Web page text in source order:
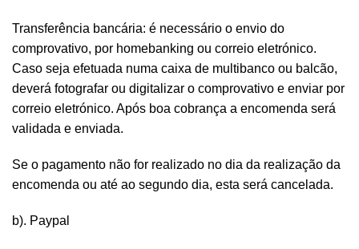
Transferência bancária: é necessário o envio do
comprovativo, por homebanking ou correio eletrónico.
Caso seja efetuada numa caixa de multibanco ou balcão,
deverá fotografar ou digitalizar o comprovativo e enviar por
correio eletrónico. Após boa cobrança a encomenda será
validada e enviada.
Se o pagamento não for realizado no dia da realização da
encomenda ou até ao segundo dia, esta será cancelada.
b). Paypal